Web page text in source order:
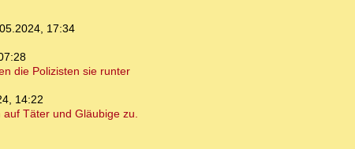
17:34
die Polizisten sie runter
14:22
Täter und Gläubige zu.